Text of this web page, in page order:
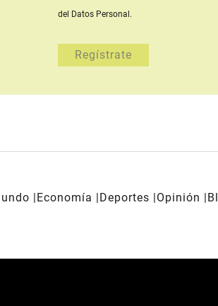
del Datos Personal.
Economía Deportes Opinión